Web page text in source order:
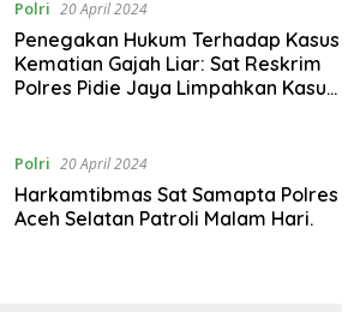
Polri 20 April 2024
Penegakan Hukum Terhadap Kasus
Kematian Gajah Liar: Sat Reskrim
Polres Pidie Jaya Limpahkan Kasus
Polri 20 April 2024
Harkamtibmas Sat Samapta Polres
Aceh Selatan Patroli Malam Hari.